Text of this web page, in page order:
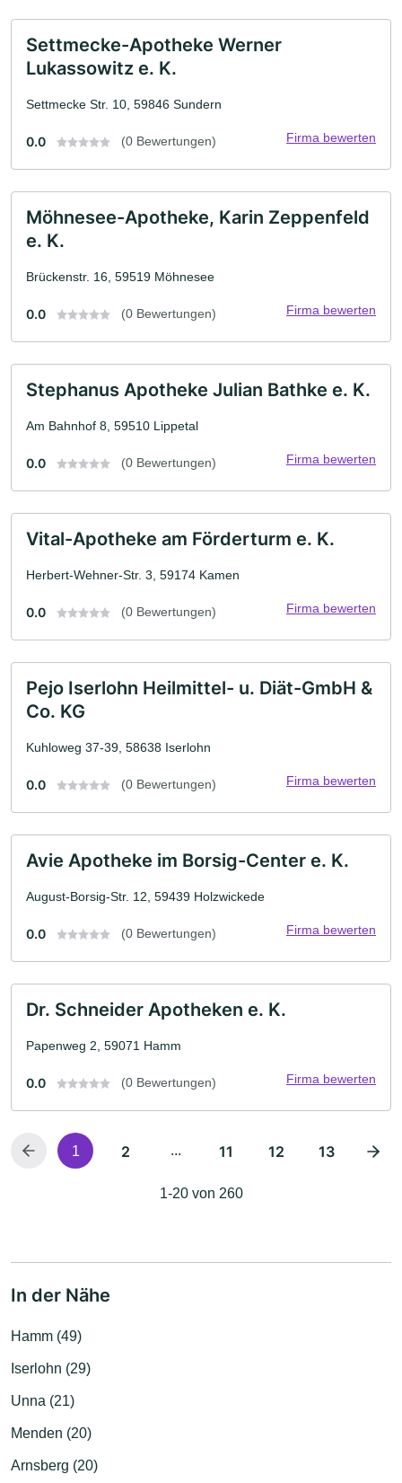
Settmecke-Apotheke Werner
Lukassowitz e. K.
Settmecke Str. 10, 59846 Sundern
0.0 (0 Bewertungen) Firma bewerten
Möhnesee-Apotheke, Karin Zeppenfeld
e. K.
Brückenstr. 16, 59519 Möhnesee
0.0 (0 Bewertungen) Firma bewerten
Stephanus Apotheke Julian Bathke e. K.
Am Bahnhof 8, 59510 Lippetal
0.0 (0 Bewertungen) Firma bewerten
Vital-Apotheke am Förderturm e. K.
Herbert-Wehner-Str. 3, 59174 Kamen
0.0 (0 Bewertungen) Firma bewerten
Pejo Iserlohn Heilmittel- u. Diät-GmbH &
Co. KG
Kuhloweg 37-39, 58638 Iserlohn
0.0 (0 Bewertungen) Firma bewerten
Avie Apotheke im Borsig-Center e. K.
August-Borsig-Str. 12, 59439 Holzwickede
0.0 (0 Bewertungen) Firma bewerten
Dr. Schneider Apotheken e. K.
Papenweg 2, 59071 Hamm
0.0 (0 Bewertungen) Firma bewerten
1 2 ... 11 12 13
1-20 von 260
In der Nähe
Hamm (49)
Iserlohn (29)
Unna (21)
Menden (20)
Arnsberg (20)